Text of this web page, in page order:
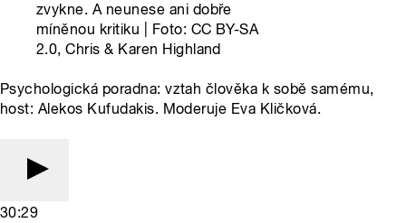
zvykne. A neunese ani dobře
míněnou kritiku | Foto: CC BY-SA
2.0, Chris & Karen Highland
Psychologická poradna: vztah člověka k sobě samému,
host: Alekos Kufudakis. Moderuje Eva Kličková.
30:29